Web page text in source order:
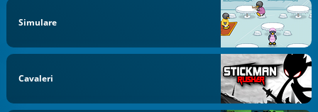
Simulare
Cavaleri